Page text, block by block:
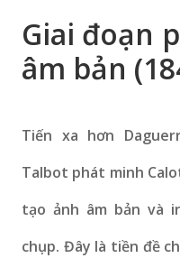
Giai đoạn
âm bản
Tiến xa hơn
Talbot phát minh
tạo ảnh âm bản và
chụp. Đây là tiền đề